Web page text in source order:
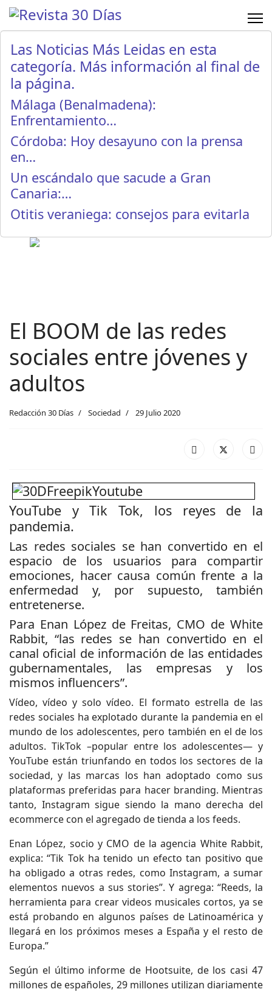
Las Noticias Más Leidas en esta
categoría. Más información al final de
la página.
Málaga (Benalmadena):
Enfrentamiento…
Córdoba: Hoy desayuno con la prensa
en…
Un escándalo que sacude a Gran
Canaria:…
Otitis veraniega: consejos para evitarla
El BOOM de las redes
sociales entre jóvenes y
adultos
Redacción 30 Días Sociedad 29 Julio 2020
YouTube y Tik Tok, los reyes de la
pandemia.
Las redes sociales se han convertido en el
espacio de los usuarios para compartir
emociones, hacer causa común frente a la
enfermedad y, por supuesto, también
entretenerse.
Para Enan López de Freitas, CMO de White
Rabbit, “las redes se han convertido en el
canal oficial de información de las entidades
gubernamentales, las empresas y los
mismos influencers”.
Vídeo, vídeo y solo vídeo. El formato estrella de las
redes sociales ha explotado durante la pandemia en el
mundo de los adolescentes, pero también en el de los
adultos. TikTok –popular entre los adolescentes— y
YouTube están triunfando en todos los sectores de la
sociedad, y las marcas los han adoptado como sus
plataformas preferidas para hacer branding. Mientras
tanto, Instagram sigue siendo la mano derecha del
ecommerce con el agregado de tienda a los feeds.
Enan López, socio y CMO de la agencia White Rabbit,
explica: “Tik Tok ha tenido un efecto tan positivo que
ha obligado a otras redes, como Instagram, a sumar
elementos nuevos a sus stories”. Y agrega: “Reeds, la
herramienta para crear videos musicales cortos, ya se
está probando en algunos países de Latinoamérica y
llegará en los próximos meses a España y el resto de
Europa.”
Según el último informe de Hootsuite, de los casi 47
millones de españoles, 29 millones utilizan diariamente